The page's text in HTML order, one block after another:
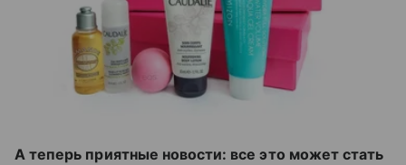
А теперь приятные новости: все это может стать